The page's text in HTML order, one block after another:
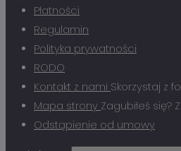
Płatności
Regulamin
Polityka prywatności
RODO
Kontakt z nami Skorzystaj z
Mapa strony Zagubiłeś się?
Odstąpienie od umowy